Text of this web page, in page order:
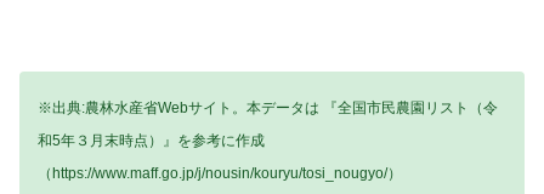
※出典:農林水産省Webサイト。本データは 『全国市民農園リスト（令
和5年３月末時点）』を参考に作成
（https://www.maff.go.jp/j/nousin/kouryu/tosi_nougyo/）